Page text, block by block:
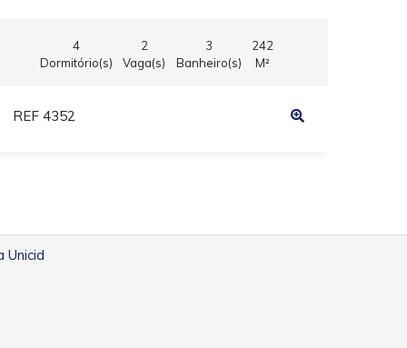
4
Dormitório(s)
2
Vaga(s)
3
Banheiro(s)
242
M²
REF 4352
Unicid